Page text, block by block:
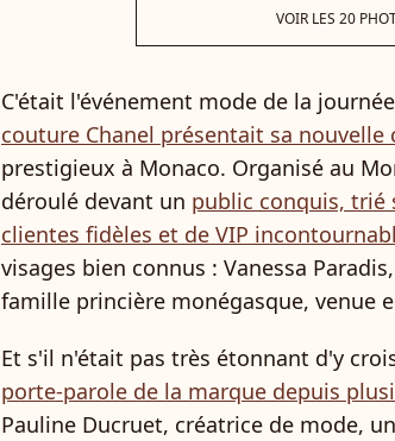
VOIR LES 20
C'était l'événement mode de la
couture Chanel présentait sa nouvelle
prestigieux à Monaco. Organisé au
déroulé devant un public conquis, trié
clientes fidèles et de VIP
visages bien connus : Vanessa
famille princière monégasque, venue
Et s'il n'était pas très étonnant d'y
porte-parole de la marque depuis
Pauline Ducruet, créatrice de mode,